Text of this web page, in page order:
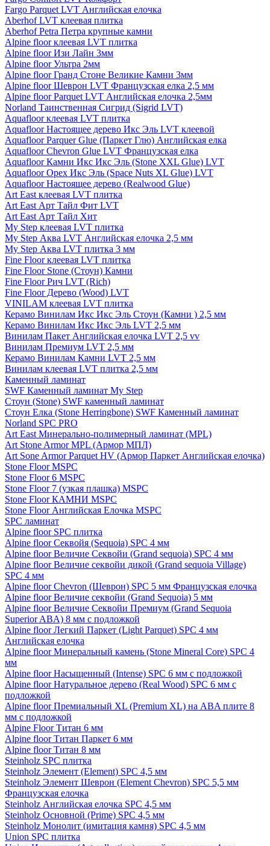
Fargo Parquet LVT Английская елочка
Aberhof LVT клеевая плитка
Aberhof Petra Петра крупные камни
Alpine floor клеевая LVT плитка
Alpine floor Изи Лайн 3мм
Alpine floor Ультра 2мм
Alpine floor Гранд Стоне Великие Камни 3мм
Alpine floor Шеврон LVT Французская елка 2,5 мм
Alpine floor Parquet LVT Английская елочка 2,5мм
Norland Таинственная Сигрид (Sigrid LVT)
Aquafloor клеевая LVT плитка
Aquafloor Настоящее дерево Икс Эль LVT клеевой
Aquafloor Parquer Glue (Паркет Глю) Английская елка
Aquafloor Chevron Glue LVT Французская елка
Aquafloor Камни Икс Икс Эль (Stone XXL Glue) LVT
Aquafloor Орех Икс Эль (Space Nuts XL Glue) LVT
Aquafloor Настоящее дерево (Realwood Glue)
Art East клеевая LVT плитка
Art East Арт Тайл Фит LVT
Art East Арт Тайл Хит
My Step клеевая LVT плитка
My Step Аква LVT Английская елочка 2,5 мм
My Step Аква LVT плитка 3 мм
Fine Floor клеевая LVT плитка
Fine Floor Stone (Стоун) Камни
Fine Floor Рич LVT (Rich)
Fine Floor Дерево (Wood) LVT
VINILAM клеевая LVT плитка
Керамо Винилам Икс Икс Эль Стоун (Камни ) 2,5 мм
Керамо Винилам Икс Икс Эль LVT 2,5 мм
Винилам Пакет Английская елочка LVT 2,5 vv
Винилам Премиум LVT 2,5 мм
Керамо Винилам Камни LVT 2,5 мм
Винилам клеевая LVT плитка 2,5 мм
Каменный ламинат
SWF Каменный ламинат My Step
Стоун (Stone) SWF каменный ламинат
Стоун Елка (Stone Herringbone) SWF Каменный ламинат
Norland SPC PRO
Art East Минерально-полимерный ламинат (MPL)
Art Stone Armor MPL (Армор МПЛ)
Art Sone Armor Parquet HV (Армор Паркет Английская елочка)
Stone Floor MSPC
Stone Floor 6 MSPC
Stone Floor 7 (узкая плашка) MSPC
Stone Floor КАМНИ MSPC
Stone Floor Английская Елочка MSPC
SPC ламинат
Alpine floor SPC плитка
Alpine floor Секвойя (Sequoia) SPC 4 мм
Alpine floor Величие Секвойи (Grand sequoia) SPC 4 мм
Alpine floor Величие секвойи дикой (Grand sequoia Village)
SPC 4 мм
Alpine floor Chevron (Шеврон) SPC 5 мм Французская елочка
Alpine floor Величие секвойи (Grand Sequoia) 5 мм
Alpine floor Величие Секвойи Премиум (Grand Sequoia
Superior ABA) 8 мм с подложкой
Alpine floor Легкий Паркет (Light Parquet) SPC 4 мм
Английская елочка
Alpine floor Минеральный камень (Stone Mineral Core) SPC 4
мм
Alpine floor Насыщенный (Intense) SPC 6 мм с подложкой
Alpine floor Натуральное дерево (Real Wood) SPC 6 мм с
подложкой
Alpine floor Премиальный XL (Premium XL) на ABA плите 8
мм с подложкой
Alpine Floor Титан 6 мм
Alpine floor Титан Паркет 6 мм
Alpine floor Титан 8 мм
Steinholz SPC плитка
Steinholz Элемент (Element) SPC 4,5 мм
Steinholz Элемент Шеврон (Element Chevron) SPC 5,5 мм
Французская елочка
Steinholz Английская елочка SPC 4,5 мм
Steinholz Основной (Prime) SPC 4,5 мм
Steinholz Монолит (имитация камня) SPC 4,5 мм
Union SPC плитка